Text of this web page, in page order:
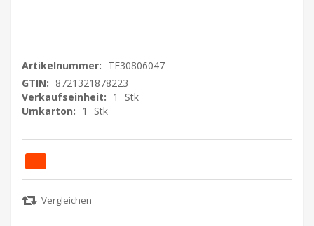
Artikelnummer: TE30806047
GTIN: 8721321878223
Verkaufseinheit: 1
Stk
Umkarton: 1 Stk